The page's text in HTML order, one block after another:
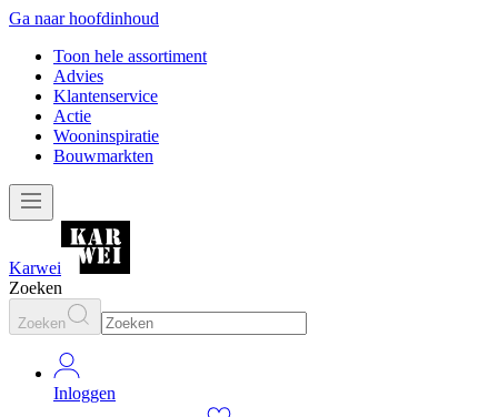
Ga naar hoofdinhoud
Toon hele assortiment
Advies
Klantenservice
Actie
Wooninspiratie
Bouwmarkten
Karwei
Zoeken
Zoeken
Inloggen